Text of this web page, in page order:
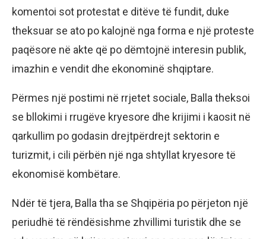
komentoi sot protestat e ditëve të fundit, duke
theksuar se ato po kalojnë nga forma e një proteste
paqësore në akte që po dëmtojnë interesin publik,
imazhin e vendit dhe ekonominë shqiptare.
Përmes një postimi në rrjetet sociale, Balla theksoi
se bllokimi i rrugëve kryesore dhe krijimi i kaosit në
qarkullim po godasin drejtpërdrejt sektorin e
turizmit, i cili përbën një nga shtyllat kryesore të
ekonomisë kombëtare.
Ndër të tjera, Balla tha se Shqipëria po përjeton një
periudhë të rëndësishme zhvillimi turistik dhe se